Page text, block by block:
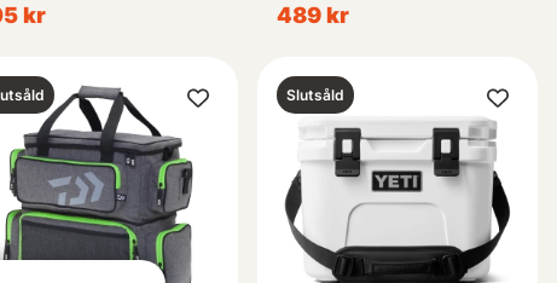
kr 489 kr
Slutsåld